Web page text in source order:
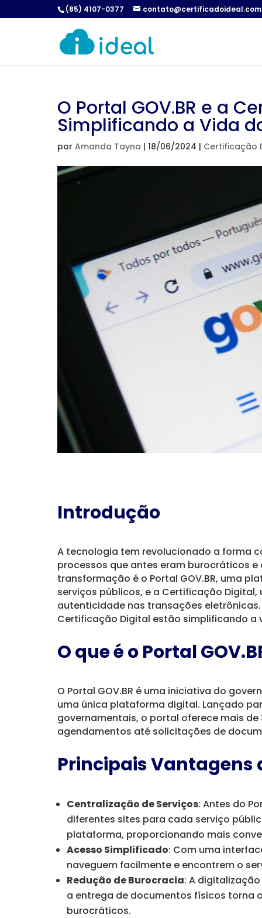
(85) 4107-0377
O Portal GOV.BR e a
Simplificando a Vida
por Amanda Tayna | 18/06/2024 | Certificação
Introdução
A tecnologia tem revolucionado a forma
processos que antes eram burocráticos
transformação é o Portal GOV.BR, uma
serviços públicos, e a Certificação
autenticidade nas transações eletrônicas.
Certificação Digital estão simplificando a
O que é o Portal
O Portal GOV.BR é uma iniciativa do
uma única plataforma digital. Lançado
governamentais, o portal oferece mais
agendamentos até solicitações de
Principais Vantagens
Centralização de Serviços: Antes do
diferentes sites para cada serviço
plataforma, proporcionando mais
Acesso Simplificado: Com uma
naveguem facilmente e encontrem o
Redução de Burocracia: A
a entrega de documentos físicos torna
burocráticos.